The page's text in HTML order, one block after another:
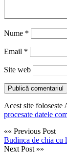
Nume *
Email *
Site web
Acest site folosește
procesate datele
«« Previous Post
Budinca de chia cu
Next Post »»